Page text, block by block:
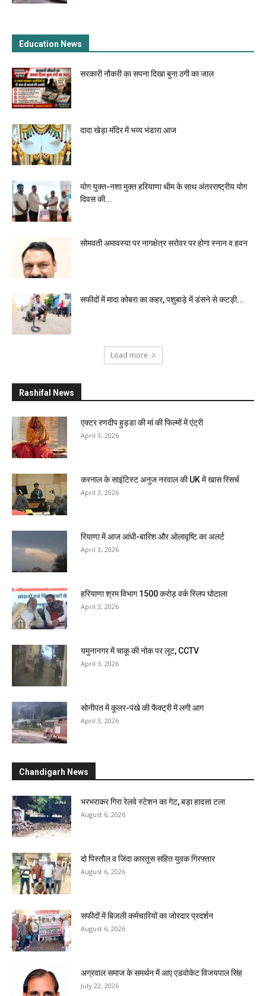
Education News
सरकारी नौकरी का सपना दिखा बुना ठगी का जाल
दादा खेड़ा मंदिर में भव्य भंडारा आज
योग युक्त-नशा मुक्त हरियाणा थीम के साथ अंतरराष्ट्रीय योग
दिवस की...
सोमवती अमावस्या पर नागक्षेत्र सरोवर पर होगा स्नान व हवन
सफीदों में मादा कोबरा का कहर, पशुबाड़े में डंसने से कटड़ी...
Load more
Rashifal News
एक्टर रणदीप हुड्डा की मां की फिल्मों में एंट्री
April 3, 2026
करनाल के साइंटिस्ट अनुज नरवाल की UK में खास रिसर्च
April 3, 2026
रियाणा में आज आंधी-बारिश और ओलावृष्टि का अलर्ट
April 3, 2026
हरियाणा श्रम विभाग 1500 करोड़ वर्क स्लिप घोटाला
April 3, 2026
यमुनानगर में चाकू की नोक पर लूट, CCTV
April 3, 2026
सोनीपत में कूलर-पंखे की फैक्ट्री में लगी आग
April 3, 2026
Chandigarh News
भरभराकर गिरा रेलवे स्टेशन का गेट, बड़ा हादसा टला
August 6, 2026
दो पिस्तौल व जिंदा कारतूस सहित युवक गिरफ्तार
August 6, 2026
सफीदों में बिजली कर्मचारियों का जोरदार प्रदर्शन
August 6, 2026
अग्रवाल समाज के समर्थन में आए एडवोकेट विजयपाल सिंह
July 22, 2026